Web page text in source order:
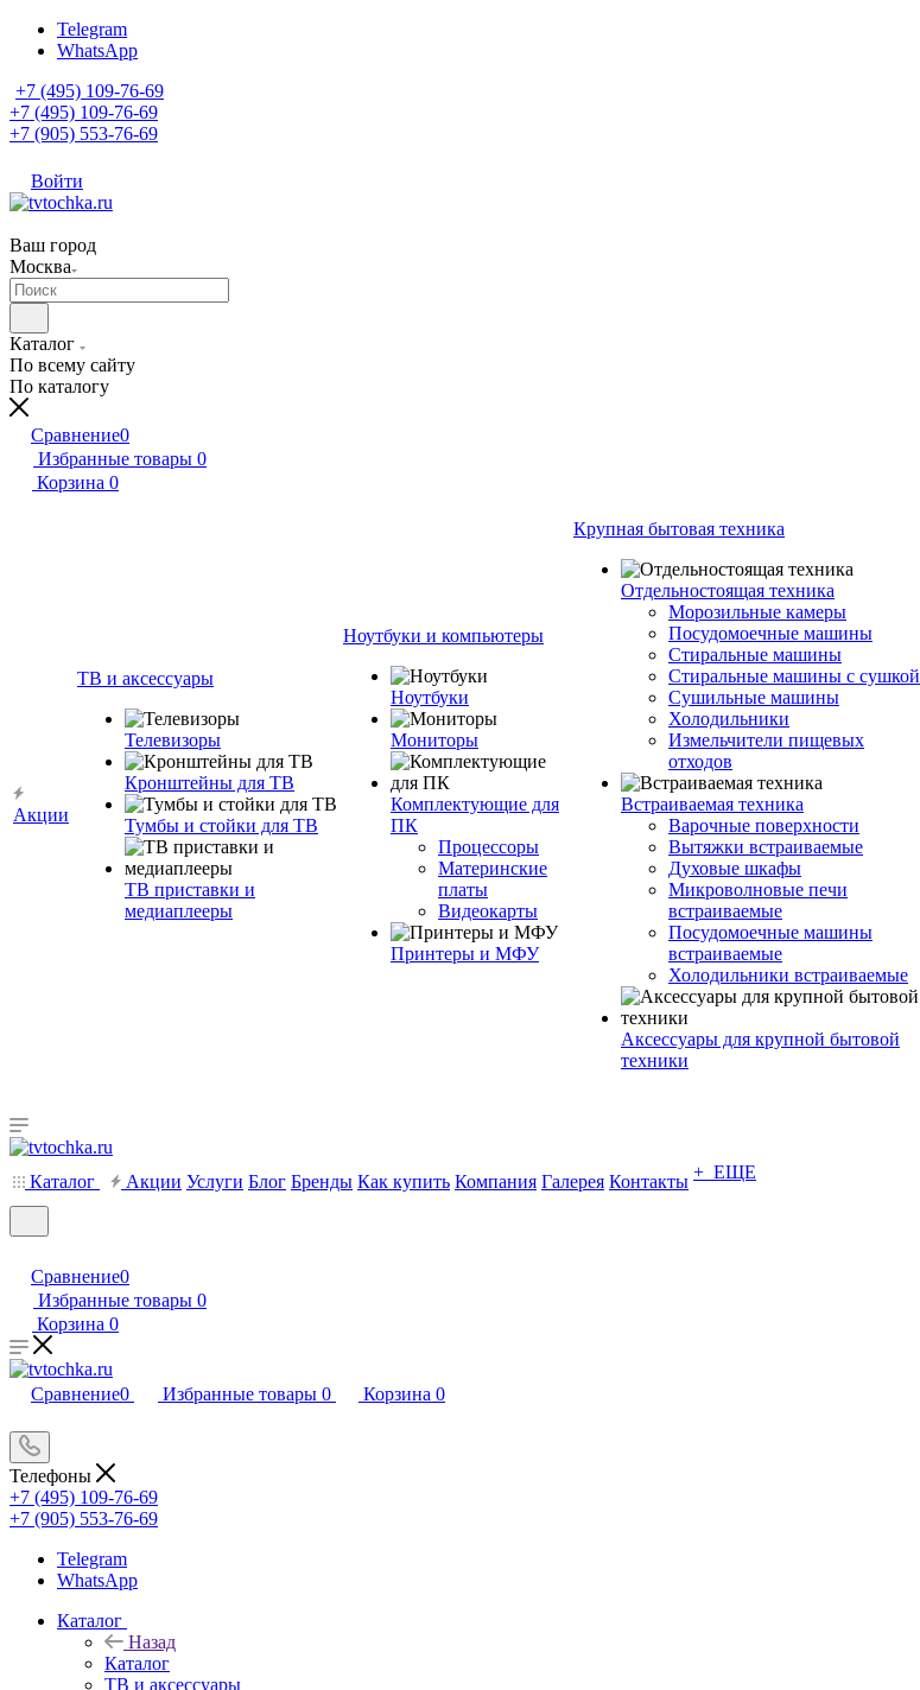
Telegram
WhatsApp
+7 (495) 109-76-69
+7 (495) 109-76-69
+7 (905) 553-76-69
Войти
Ваш город
Москва
Каталог
По всему сайту
По каталогу
Сравнение0
Избранные товары 0
Корзина 0
Акции
ТВ и аксессуары
Телевизоры
Кронштейны для ТВ
Тумбы и стойки для ТВ
ТВ приставки и
медиаплееры
Ноутбуки и компьютеры
Ноутбуки
Мониторы
Комплектующие для
ПК
Процессоры
Материнские
платы
Видеокарты
Принтеры и МФУ
Крупная бытовая техника
Отдельностоящая техника
Морозильные камеры
Посудомоечные машины
Стиральные машины
Стиральные машины с сушкой
Сушильные машины
Холодильники
Измельчители пищевых
отходов
Встраиваемая техника
Варочные поверхности
Вытяжки встраиваемые
Духовые шкафы
Микроволновые печи
встраиваемые
Посудомоечные машины
встраиваемые
Холодильники встраиваемые
Аксессуары для крупной бытовой
техники
Каталог Акции Услуги Блог Бренды Как купить Компания Галерея Контакты + ЕЩЕ
Сравнение0
Избранные товары 0
Корзина 0
Сравнение0 Избранные товары 0 Корзина 0
Телефоны
+7 (495) 109-76-69
+7 (905) 553-76-69
Telegram
WhatsApp
Каталог
Назад
Каталог
ТВ и аксессуары